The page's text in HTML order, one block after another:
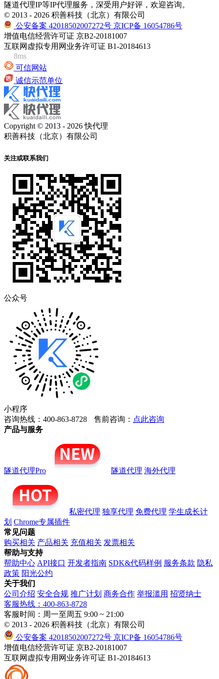
隧道代理IP等IP代理服务，深受用户好评，欢迎咨询。
© 2013 - 2026 积善科技（北京）有限公司
公安备案 42018502007272号 京ICP备 16054786号
增值电信经营许可证 京B2-20181007
互联网虚拟专用网业务许可证 B1-20184613
8ms
可信网站
诚信示范单位
Copyright © 2013 - 2026 快代理
积善科技（北京）有限公司
关注或联系我们
公众号
小程序
咨询热线：400-863-8728
售前咨询： 点此咨询
产品与服务
隧道代理Pro 隧道代理 海外代理
私密代理 独享代理 免费代理 学生成长计
划 Chrome专属插件
常见问题
购买相关 产品相关 充值相关 发票相关
帮助与支持
帮助中心 API接口 开发者指南 SDK&代码样例 服务条款 隐私
政策 阳光公约
关于我们
公司介绍 安全合规 推广计划 商务合作 举报滥用 招贤纳士
客服热线：400-863-8728
客服时间：周一至周五 9:00 ~ 21:00
© 2013 - 2026 积善科技（北京）有限公司
公安备案 42018502007272号 京ICP备 16054786号
增值电信经营许可证 京B2-20181007
互联网虚拟专用网业务许可证 B1-20184613